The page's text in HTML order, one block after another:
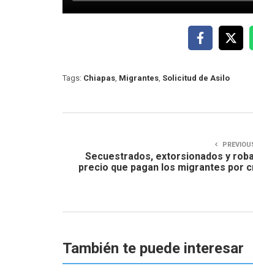
Tags: Chiapas, Migrantes, Solicitud de Asilo
Secuestrados, extorsionados y
precio que pagan los migrantes por
También te puede interesar